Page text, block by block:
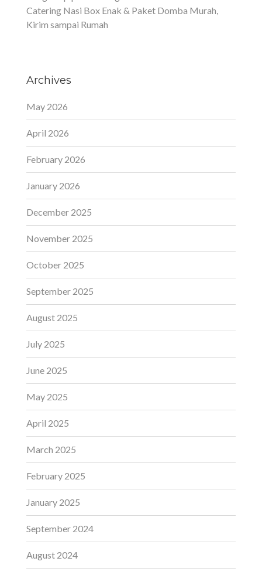
Catering Nasi Box Enak & Paket Domba Murah,
Kirim sampai Rumah
Archives
May 2026
April 2026
February 2026
January 2026
December 2025
November 2025
October 2025
September 2025
August 2025
July 2025
June 2025
May 2025
April 2025
March 2025
February 2025
January 2025
September 2024
August 2024